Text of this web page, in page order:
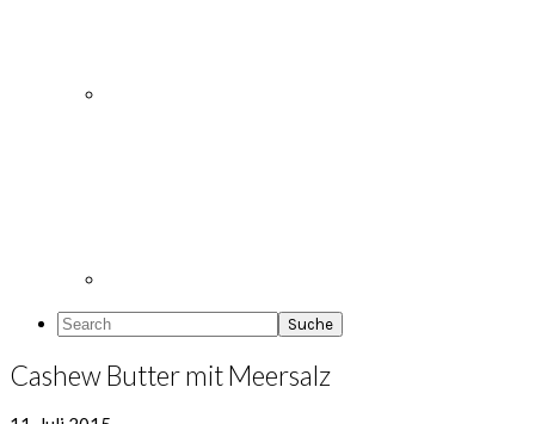
Search
Cashew Butter mit Meersalz